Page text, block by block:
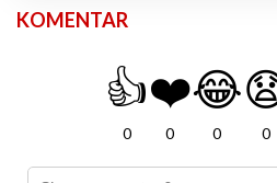
KOMENTAR
👍
0
❤️
0
😂
0 0